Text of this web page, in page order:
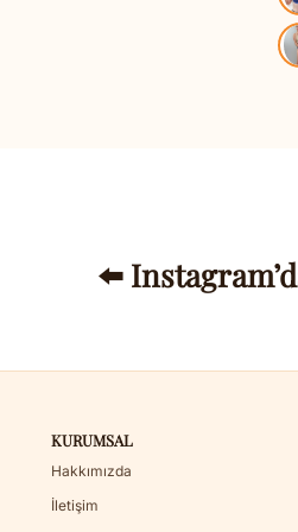
⬅️
KURUMSAL
Hakkımızda
İletişim